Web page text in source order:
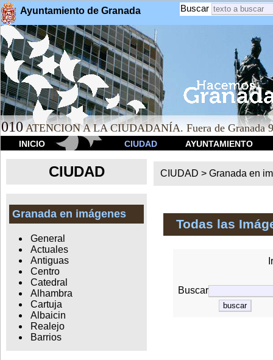
Ayuntamiento de Granada Buscar
010 ATENCION A LA CIUDADANÍA. Fuera de Granada
INICIO CIUDAD AYUNTAMIENTO
CIUDAD
Granada en imágenes
General
Actuales
Antiguas
Centro
Catedral
Alhambra
Cartuja
Albaicin
Realejo
Barrios
CIUDAD >Granada en
Todas las
Buscar